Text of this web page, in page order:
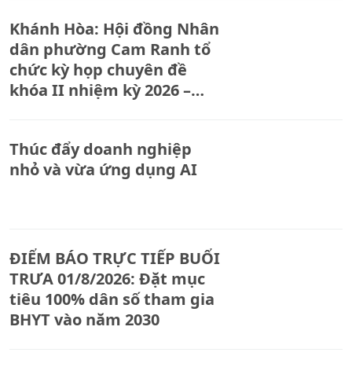
Khánh Hòa: Hội đồng Nhân
dân phường Cam Ranh tổ
chức kỳ họp chuyên đề
khóa II nhiệm kỳ 2026 –
Thúc đẩy doanh nghiệp
nhỏ và vừa ứng dụng AI
ĐIỂM BÁO TRỰC TIẾP BUỔI
TRƯA 01/8/2026: Đặt mục
tiêu 100% dân số tham gia
BHYT vào năm 2030